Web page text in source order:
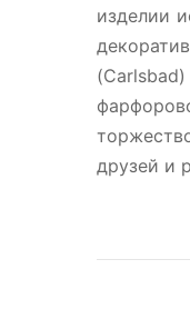
изделии
друзей и